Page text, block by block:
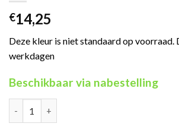
€14,25
Deze kleur is niet standaard op voorraad.
werkdagen
Beschikbaar via nabestelling
Motip Kompakt 45200 blauw autolak in